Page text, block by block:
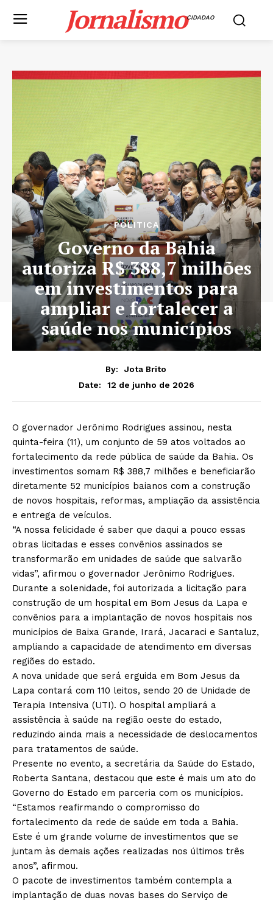
JornalismoCIDADAO
POLITICA
Governo da Bahia
autoriza R$ 388,7 milhões
em investimentos para
ampliar e fortalecer a
saúde nos municípios
By:
Jota Brito
Date:
12 de junho de 2026
O governador Jerônimo Rodrigues assinou, nesta
quinta-feira (11), um conjunto de 59 atos voltados ao
fortalecimento da rede pública de saúde da Bahia. Os
investimentos somam R$ 388,7 milhões e beneficiarão
diretamente 52 municípios baianos com a construção
de novos hospitais, reformas, ampliação da assistência
e entrega de veículos.
“A nossa felicidade é saber que daqui a pouco essas
obras licitadas e esses convênios assinados se
transformarão em unidades de saúde que salvarão
vidas”, afirmou o governador Jerônimo Rodrigues.
Durante a solenidade, foi autorizada a licitação para
construção de um hospital em Bom Jesus da Lapa e
convênios para a implantação de novos hospitais nos
municípios de Baixa Grande, Irará, Jacaraci e Santaluz,
ampliando a capacidade de atendimento em diversas
regiões do estado.
A nova unidade que será erguida em Bom Jesus da
Lapa contará com 110 leitos, sendo 20 de Unidade de
Terapia Intensiva (UTI). O hospital ampliará a
assistência à saúde na região oeste do estado,
reduzindo ainda mais a necessidade de deslocamentos
para tratamentos de saúde.
Presente no evento, a secretária da Saúde do Estado,
Roberta Santana, destacou que este é mais um ato do
Governo do Estado em parceria com os municípios.
“Estamos reafirmando o compromisso do
fortalecimento da rede de saúde em toda a Bahia.
Este é um grande volume de investimentos que se
juntam às demais ações realizadas nos últimos três
anos”, afirmou.
O pacote de investimentos também contempla a
implantação de duas novas bases do Serviço de